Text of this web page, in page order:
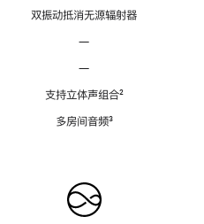
双振动抵消无源辐射器
—
—
支持立体声组合脚
²
多房间音频脚
³